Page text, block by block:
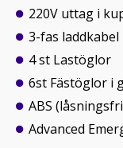
220V uttag i
3-fas laddkabel
4 st Lastöglor
6st Fästöglor i
ABS
Advanced